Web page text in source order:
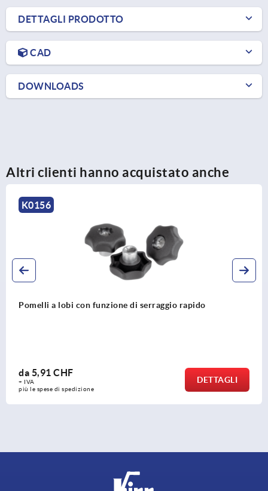
DETTAGLI PRODOTTO
CAD
DOWNLOADS
Altri clienti hanno acquistato anche
K1811
Pomelli a lobi in plastica con funzione di sicurezza
da6,93 CHF
+ IVA
più le spese di spedizione
DETTAGLI